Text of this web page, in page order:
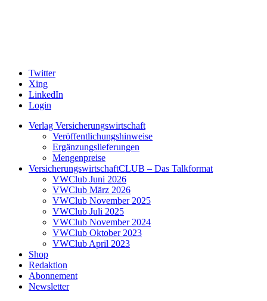
Twitter
Xing
LinkedIn
Login
Verlag Versicherungswirtschaft
Veröffentlichungshinweise
Ergänzungslieferungen
Mengenpreise
VersicherungswirtschaftCLUB – Das Talkformat
VWClub Juni 2026
VWClub März 2026
VWClub November 2025
VWClub Juli 2025
VWClub November 2024
VWClub Oktober 2023
VWClub April 2023
Shop
Redaktion
Abonnement
Newsletter